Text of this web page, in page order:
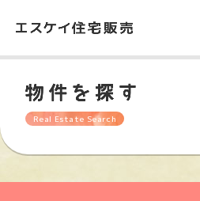
Real Estate Search